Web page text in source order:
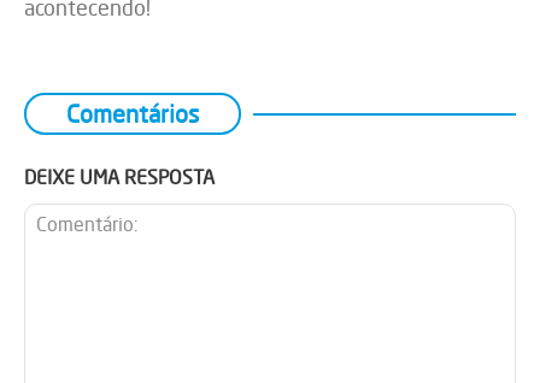
acontecendo!
Comentários
DEIXE UMA RESPOSTA